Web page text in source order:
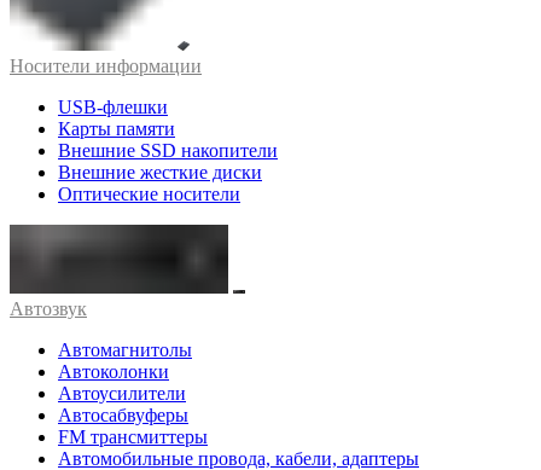
Носители информации
USB-флешки
Карты памяти
Внешние SSD накопители
Внешние жесткие диски
Оптические носители
Автозвук
Автомагнитолы
Автоколонки
Автоусилители
Автосабвуферы
FM трансмиттеры
Автомобильные провода, кабели, адаптеры